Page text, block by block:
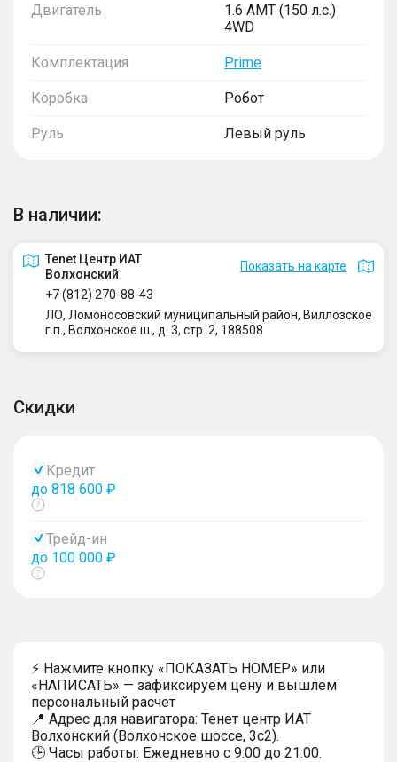
Двигатель
1.6 AMT (150 л.с.)
4WD
Комплектация Prime
Коробка Робот
Руль Левый руль
В наличии:
Tenet Центр ИАТ
Волхонский
Показать на карте
+7 (812) 270-88-43
ЛО, Ломоносовский муниципальный район, Виллозское
г.п., Волхонское ш., д. 3, стр. 2, 188508
Скидки
Кредит
до 818 600 ₽
Показать
Трейд-ин
до 100 000 ₽
Показать
⚡ Нажмите кнопку «ПОКАЗАТЬ НОМЕР» или
«НАПИСАТЬ» — зафиксируем цену и вышлем
персональный расчет
📍 Адрес для навигатора: Тенет центр ИАТ
Волхонский (Волхонское шоссе, 3с2).
🕒 Часы работы: Ежедневно с 9:00 до 21:00.